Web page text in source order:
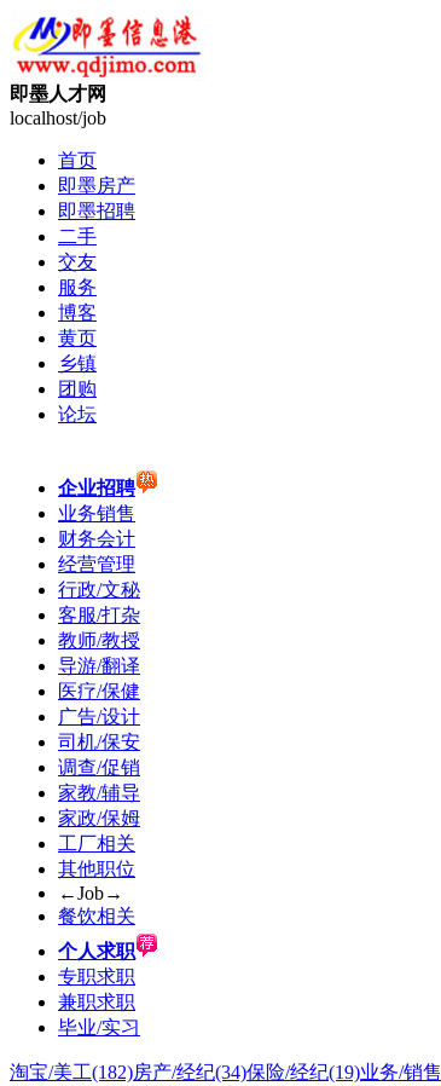
即墨人才网
localhost/job
首页
即墨房产
即墨招聘
二手
交友
服务
博客
黄页
乡镇
团购
论坛
企业招聘
业务销售
财务会计
经营管理
行政/文秘
客服/打杂
教师/教授
导游/翻译
医疗/保健
广告/设计
司机/保安
调查/促销
家教/辅导
家政/保姆
工厂相关
其他职位
←Job→
餐饮相关
个人求职
专职求职
兼职求职
毕业/实习
淘宝/美工(182)房产/经纪(34)保险/经纪(19)业务/销售